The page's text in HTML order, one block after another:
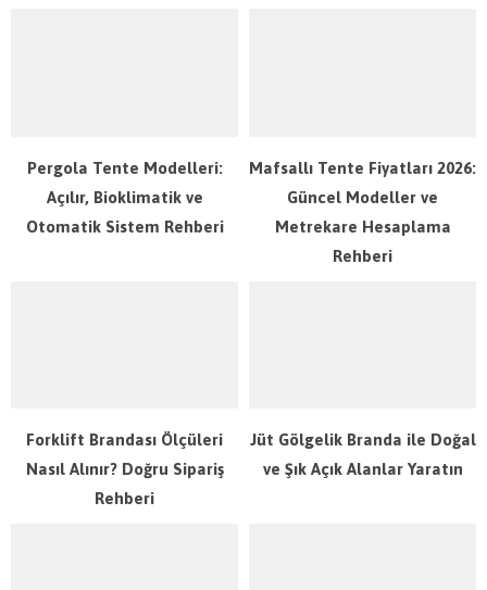
Pergola Tente Modelleri:
Açılır, Bioklimatik ve
Otomatik Sistem Rehberi
Mafsallı Tente Fiyatları 2026:
Güncel Modeller ve
Metrekare Hesaplama
Rehberi
Forklift Brandası Ölçüleri
Nasıl Alınır? Doğru Sipariş
Rehberi
Jüt Gölgelik Branda ile Doğal
ve Şık Açık Alanlar Yaratın